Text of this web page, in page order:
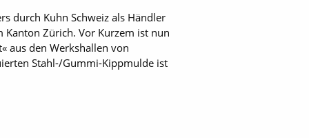
durch Kuhn Schweiz als Händler
Zürich. Vor Kurzem ist nun
aus den Werks­hallen von
Stahl-/Gummi-Kippmulde ist